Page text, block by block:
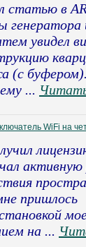
статью в
генератора
увидел
(с
...
WiFi на
пришлось
на ...